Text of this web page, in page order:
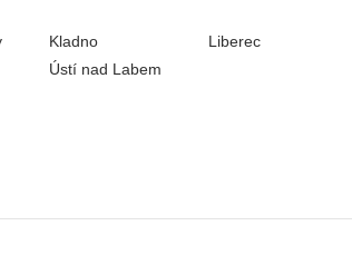
Kladno Liberec
Ústí nad Labem